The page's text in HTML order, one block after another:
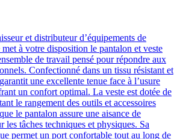
et distributeur d’équipements de
à votre disposition le pantalon et veste
de travail pensé pour répondre aux
Confectionné dans un tissu résistant et
une excellente tenue face à l’usure
un confort optimal. La veste est dotée de
le rangement des outils et accessoires
le pantalon assure une aisance de
les tâches techniques et physiques. Sa
permet un port confortable tout au long de